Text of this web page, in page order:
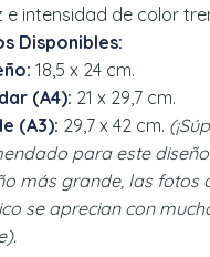
e intensidad de color
Disponibles:
18,5 x 24 cm.
(A4): 21 x 29,7 cm.
(A3): 29,7 x 42 cm.
para este
más grande, las fotos
se aprecian con